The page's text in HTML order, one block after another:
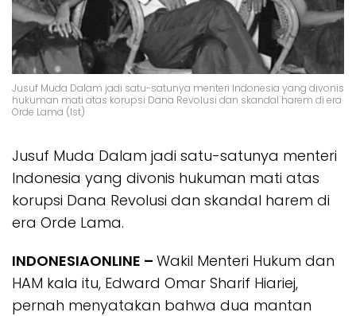
Jusuf Muda Dalam jadi satu-satunya menteri Indonesia yang divonis
hukuman mati atas korupsi Dana Revolusi dan skandal harem di era
Orde Lama (Ist)
Jusuf Muda Dalam jadi satu-satunya menteri
Indonesia yang divonis hukuman mati atas
korupsi Dana Revolusi dan skandal harem di
era Orde Lama.
INDONESIAONLINE – Wakil Menteri Hukum dan
HAM kala itu, Edward Omar Sharif Hiariej,
pernah menyatakan bahwa dua mantan